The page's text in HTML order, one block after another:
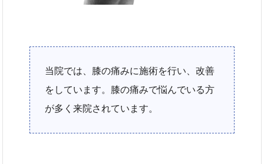
当院では、膝の痛みに施術を行い、改善
をしています。膝の痛みで悩んでいる方
が多く来院されています。